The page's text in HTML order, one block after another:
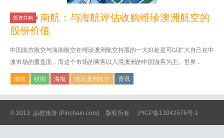
投资并购
南航：与海航评估收购维珍澳洲航空的
股份价值
中国南方航空与海南航空在维珍澳洲航空持股的一大好处是可以扩大自己在中
澳市场的覆盖面，而这个市场的乘客以入境澳洲的中国游客为主。世界...
南航 收购 海航 维珍澳洲航空 资讯
© 2013 品橙旅游 (Pinchain.com) 版权所有 沪ICP备13042576号-1